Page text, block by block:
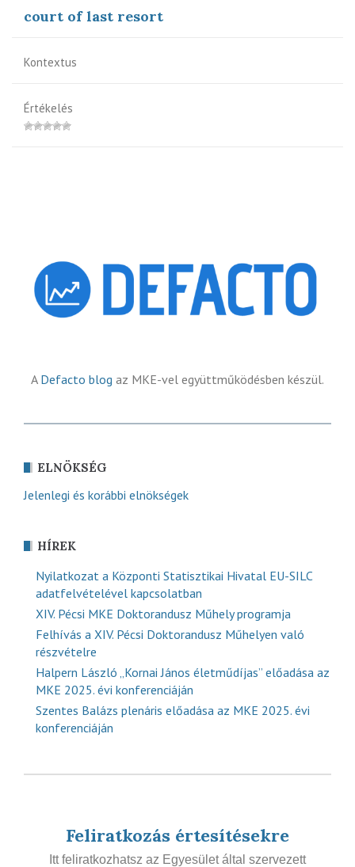
court of last resort
Kontextus
Értékelés
A Defacto blog az MKE-vel együttműködésben készül.
ELNÖKSÉG
Jelenlegi és korábbi elnökségek
HÍREK
Nyilatkozat a Központi Statisztikai Hivatal EU-SILC
adatfelvételével kapcsolatban
XIV. Pécsi MKE Doktorandusz Műhely programja
Felhívás a XIV. Pécsi Doktorandusz Műhelyen való
részvételre
Halpern László „Kornai János életműdíjas” előadása az
MKE 2025. évi konferenciáján
Szentes Balázs plenáris előadása az MKE 2025. évi
konferenciáján
Feliratkozás értesítésekre
Itt feliratkozhatsz az Egyesület által szervezett